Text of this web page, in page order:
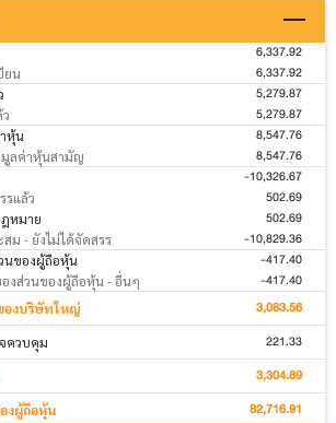
6,337.92
ยน 6,337.92
5,279.87
5,279.87
หุ้น 8,547.76
มูลค่าหุ้นสามัญ 8,547.76
-10,326.67
รแล้ว 502.69
หมาย 502.69
ม - ยังไม่ได้จัดสรร -10,829.36
นของผู้ถือหุ้น -417.40
งส่วนของผู้ถือหุ้น - อื่นๆ -417.40
องบริษัทใหญ่ 3,083.56
ควบคุม 221.33
3,304.89
งผู้ถือหุ้น 82,716.91